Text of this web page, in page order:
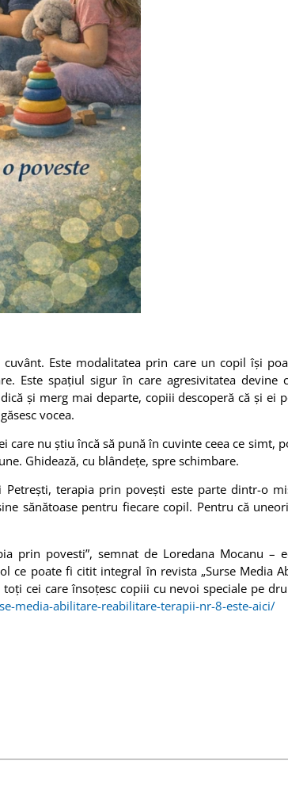
Este modalitatea prin care un copil își
Este spațiul sigur în care agresivitatea devine
și merg mai departe, copiii descoperă că și ei
vocea.
nu știu încă să pună în cuvinte ceea ce simt,
Ghidează, cu blândețe, spre schimbare.
terapia prin povești este parte dintr-o
sănătoase pentru fiecare copil. Pentru că
prin povesti”, semnat de Loredana Mocanu –
ce poate fi citit integral în revista „Surse Media
cei care însoțesc copiii cu nevoi speciale pe
media-abilitare-reabilitare-terapii-nr-8-este-aici/